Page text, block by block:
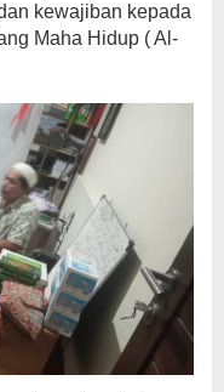
kewajiban kepada
Maha Hidup ( Al-